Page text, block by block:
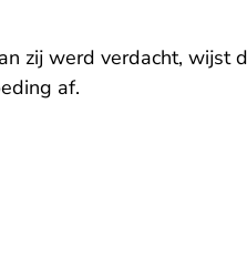
zij werd verdacht, wijst
af.